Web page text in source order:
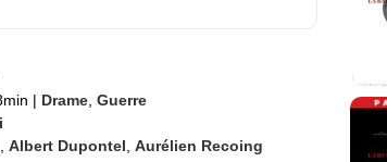
| Drame, Guerre
Albert Dupontel Aurélien Recoing